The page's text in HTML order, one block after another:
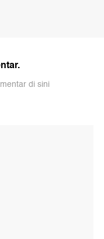
di sini